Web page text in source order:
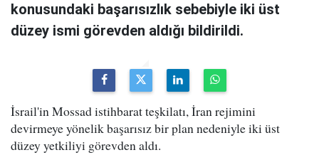
konusundaki başarısızlık sebebiyle iki üst
düzey ismi görevden aldığı bildirildi.
İsrail'in Mossad istihbarat teşkilatı, İran rejimini
devirmeye yönelik başarısız bir plan nedeniyle iki üst
düzey yetkiliyi görevden aldı.